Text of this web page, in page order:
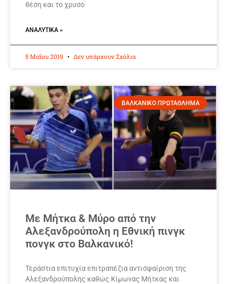
θέση και το χρυσό
ΑΝΑΛΥΤΙΚΆ »
5 Μαΐου 2019 Δεν υπάρχουν Σχόλια
ΒΑΛΚΑΝΙΚΟ ΠΡΩΤΑΘΛΗΜΑ
Με Μήτκα & Μύρο από την
Αλεξανδρούπολη η Εθνική πινγκ
πονγκ στο Βαλκανικό!
Τεράστια επιτυχία επιτραπέζια αντισφαίριση της
Αλεξανδρούπολης καθώς Κίμωνας Μήτκας και